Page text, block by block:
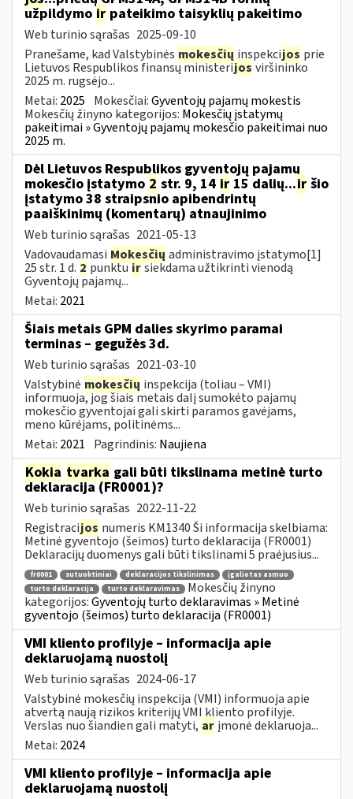
užpildymo ir pateikimo taisyklių pakeitimo
Web turinio sąrašas 2025-09-10
Pranešame, kad Valstybinės mokesčių inspekcijos prie
Lietuvos Respublikos finansų ministerijos viršininko
2025 m. rugsėjo...
Metai: 2025 Mokesčiai:Gyventojų pajamų mokestis
Mokesčių žinyno kategorijos: Mokesčių įstatymų
pakeitimai » Gyventojų pajamų mokesčio pakeitimai nuo
2025 m.
Dėl Lietuvos Respublikos gyventojų pajamų
mokesčio įstatymo 2 str. 9, 14 ir 15 dalių...ir šio
įstatymo 38 straipsnio apibendrintų
paaiškinimų (komentarų) atnaujinimo
Web turinio sąrašas 2021-05-13
Vadovaudamasi Mokesčių administravimo įstatymo[1]
25 str. 1 d. 2 punktuirsiekdama užtikrinti vienodą
Gyventojų pajamų...
Metai: 2021
Šiais metais GPM dalies skyrimo paramai
terminas – gegužės 3d.
Web turinio sąrašas 2021-03-10
Valstybinė mokesčių inspekcija (toliau – VMI)
informuoja, jog šiais metais dalį sumokėto pajamų
mokesčio gyventojai gali skirti paramos gavėjams,
meno kūrėjams, politinėms...
Metai: 2021 Pagrindinis: Naujiena
Kokia tvarka gali būti tikslinama metinė turto
deklaracija (FR0001)?
Web turinio sąrašas 2022-11-22
Registracijos numeris KM1340 Ši informacija skelbiama:
Metinė gyventojo (šeimos) turto deklaracija (FR0001)
Deklaracijų duomenys gali būti tikslinami 5 praėjusius...
fr0001 sutuoktiniai deklaracijos tikslinimas
įgaliotas asmuo
turto deklaracija
turto deklaravimas
Mokesčių žinyno
kategorijos:Gyventojų turto deklaravimas » Metinė
gyventojo (šeimos) turto deklaracija (FR0001)
VMI kliento profilyje – informacija apie
deklaruojamą nuostolį
Web turinio sąrašas 2024-06-17
Valstybinė mokesčių inspekcija (VMI) informuoja apie
atvertą naują rizikos kriterijų VMI kliento profilyje.
Verslas nuo šiandien gali matyti, ar įmonė deklaruoja...
Metai: 2024
VMI kliento profilyje – informacija apie
deklaruojamą nuostolį